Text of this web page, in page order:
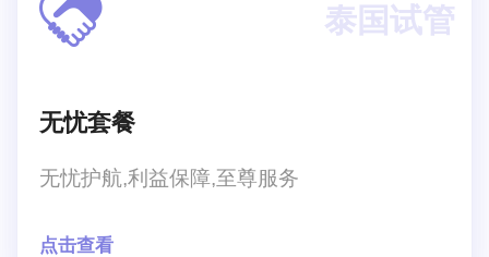
泰国试管
无忧套餐
无忧护航,利益保障,至尊服务
点击查看